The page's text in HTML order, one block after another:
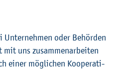
Un­ter­neh­men oder Be­hör­den
uns zu­sam­men­ar­bei­ten
einer mög­li­chen Ko­ope­ra­ti­